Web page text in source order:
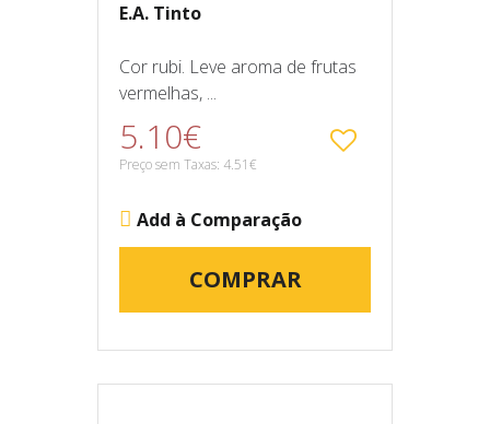
E.A. Tinto
Cor rubi. Leve aroma de frutas
vermelhas, ...
5.10€
Preço sem Taxas: 4.51€
Add à Comparação
COMPRAR